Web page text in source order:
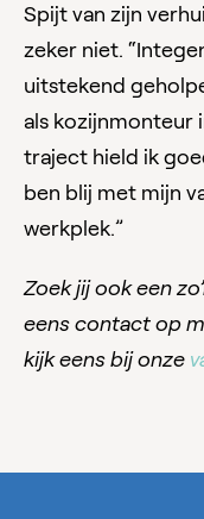
Spijt van zijn
zeker niet.
uitstekend
als kozijnmonteur
traject hield ik
ben blij met mijn
werkplek.”
Zoek jij ook een
eens contact op
kijk eens bij onze